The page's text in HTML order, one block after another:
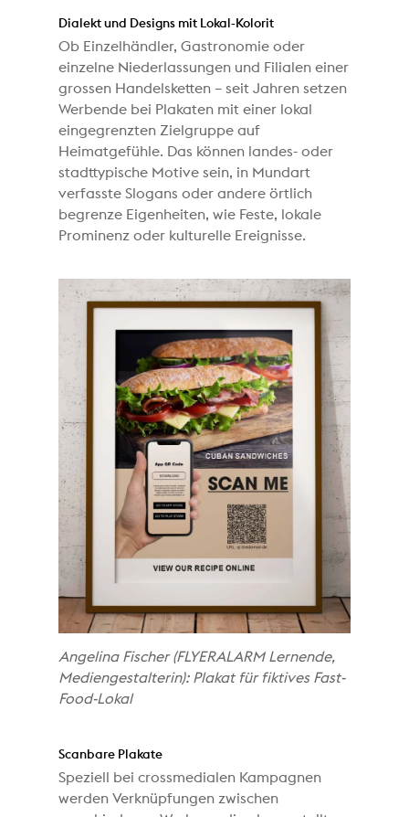
Dialekt und Designs mit Lokal-Kolorit
Ob Einzelhändler, Gastronomie oder
einzelne Niederlassungen und Filialen einer
grossen Handelsketten – seit Jahren setzen
Werbende bei Plakaten mit einer lokal
eingegrenzten Zielgruppe auf
Heimatgefühle. Das können landes- oder
stadttypische Motive sein, in Mundart
verfasste Slogans oder andere örtlich
begrenze Eigenheiten, wie Feste, lokale
Prominenz oder kulturelle Ereignisse.
Angelina Fischer (FLYERALARM Lernende,
Mediengestalterin): Plakat für fiktives Fast-
Food-Lokal
Scanbare Plakate
Speziell bei crossmedialen Kampagnen
werden Verknüpfungen zwischen